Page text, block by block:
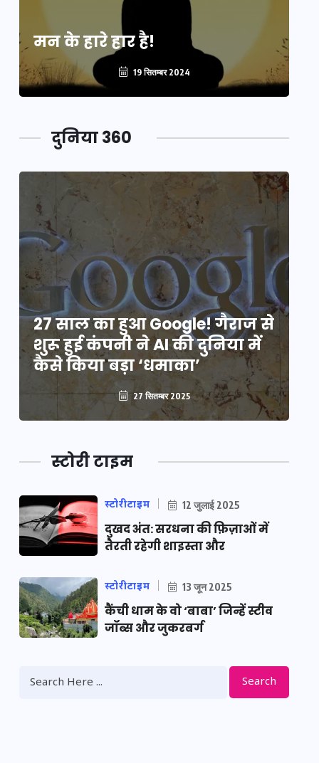
मन के हारे हार है!
19 सितम्बर 2024
दुनिया 360
27 साल का हुआ Google! गैराज से
शुरू हुई कंपनी ने AI की दुनिया में
कैसे किया बड़ा ‘धमाका’
27 सितम्बर 2025
स्टोरी टाइम
स्टोरीटाइम 12 जुलाई 2025
दुखद अंत: सरधना की फ़िज़ाओं में
तैरती रहेगी शाइस्ता और
स्टोरीटाइम 13 जून 2025
कैंची धाम के वो ‘बाबा’ जिन्हें स्टीव
जॉब्स और जुकरबर्ग
Search